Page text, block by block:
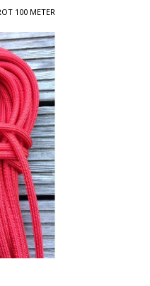
100 METER